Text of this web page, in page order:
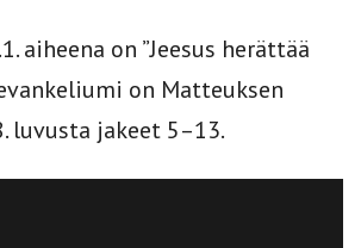
aiheena on ”Jeesus herättää
on Matteuksen
luvusta jakeet 5–13.